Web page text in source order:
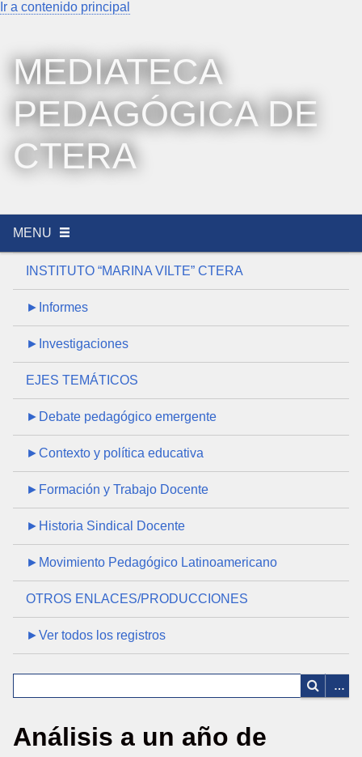
Ir a contenido principal
MEDIATECA
PEDAGÓGICA DE
CTERA
MENU
INSTITUTO “MARINA VILTE” CTERA
►Informes
►Investigaciones
EJES TEMÁTICOS
►Debate pedagógico emergente
►Contexto y política educativa
►Formación y Trabajo Docente
►Historia Sindical Docente
►Movimiento Pedagógico Latinoamericano
OTROS ENLACES/PRODUCCIONES
►Ver todos los registros
Análisis a un año de